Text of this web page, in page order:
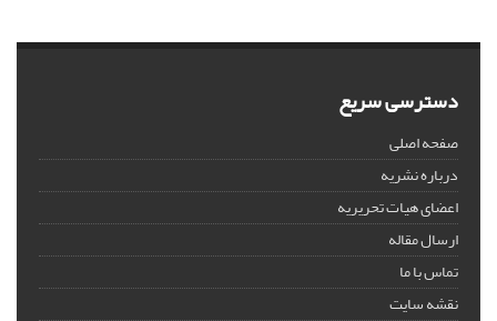
دسترسی سریع
صفحه اصلی
درباره نشریه
اعضای هیات تحریریه
ارسال مقاله
تماس با ما
نقشه سایت